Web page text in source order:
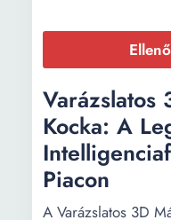
Varázslatos
Kocka: A
Piacon
A Varázslatos 3D